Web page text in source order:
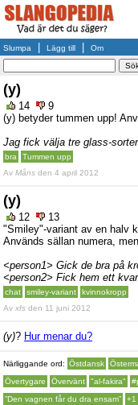
Slumpa Lägg till Om
(y)
14
9
(y) betyder tummen upp!
Jag fick välja tre glass-
bra
Tummen upp
Av Måns den 4 april 2012
(y)
12
13
"Smiley"-variant av en halv
Används sällan numera,
<person1> Gick de bra på
<person2> Fick hem ett
chat smiley-variant
kvinnokropp
Av xfs den 11 juni 2012
(y)? Hur menar du?
Närliggande ord: Östdansk
Övertygare
Övervänt "al-fakira"
”Den vagnen får du dra ensam”
+1